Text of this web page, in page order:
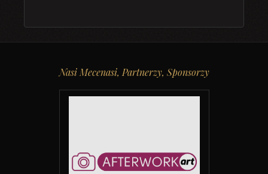
Nasi Mecenasi, Partnerzy, Sponsorzy